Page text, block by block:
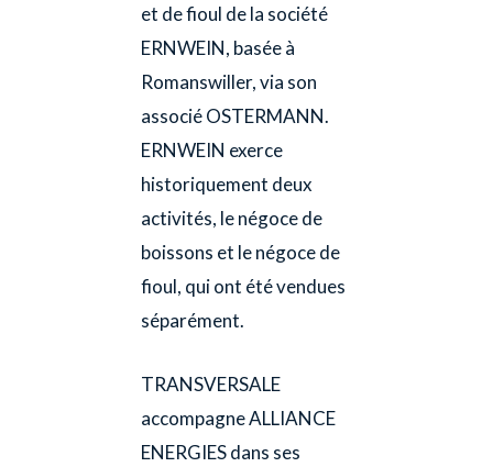
et de fioul de la société
ERNWEIN, basée à
Romanswiller, via son
associé OSTERMANN.
ERNWEIN exerce
historiquement deux
activités, le négoce de
boissons et le négoce de
fioul, qui ont été vendues
séparément.
TRANSVERSALE
accompagne ALLIANCE
ENERGIES dans ses